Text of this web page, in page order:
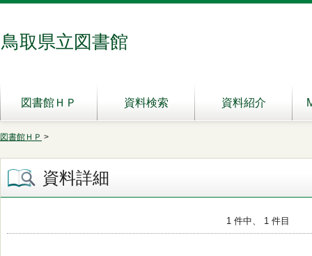
鳥取県立図書館
図書館ＨＰ 資料検索 資料紹介
図書館ＨＰ >
資料詳細
1 件中、 1 件目